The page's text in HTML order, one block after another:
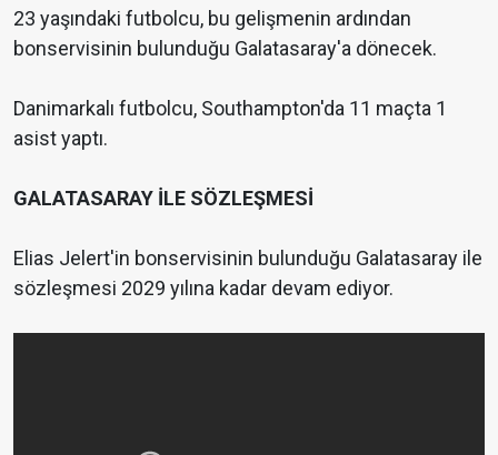
23 yaşındaki futbolcu, bu gelişmenin ardından
bonservisinin bulunduğu Galatasaray'a dönecek.
Danimarkalı futbolcu, Southampton'da 11 maçta 1
asist yaptı.
GALATASARAY İLE SÖZLEŞMESİ
Elias Jelert'in bonservisinin bulunduğu Galatasaray ile
sözleşmesi 2029 yılına kadar devam ediyor.